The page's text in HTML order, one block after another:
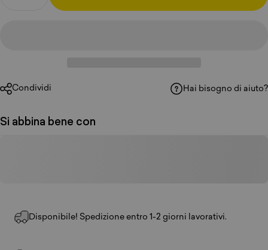
Condividi Hai bisogno di aiuto?
Si abbina bene con
Disponibile! Spedizione entro 1-2 giorni lavorativi.